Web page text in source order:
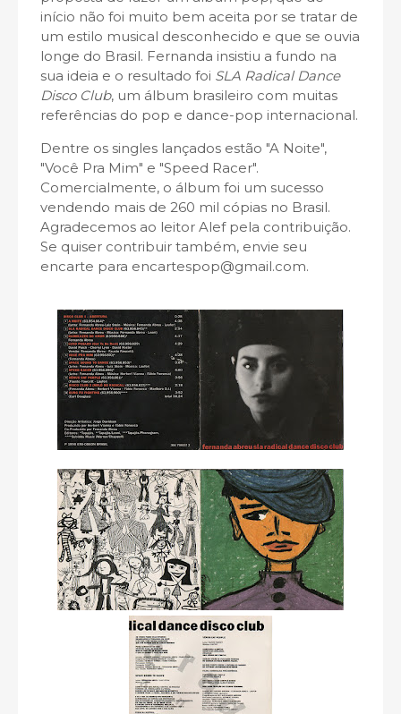
início não foi muito bem aceita por se tratar de
um estilo musical desconhecido e que se ouvia
longe do Brasil. Fernanda insistiu a fundo na
sua ideia e o resultado foi SLA Radical Dance
Disco Club, um álbum brasileiro com muitas
referências do pop e dance-pop internacional.
Dentre os singles lançados estão "A Noite",
"Você Pra Mim" e "Speed Racer".
Comercialmente, o álbum foi um sucesso
vendendo mais de 260 mil cópias no Brasil.
Agradecemos ao leitor Alef pela contribuição.
Se quiser contribuir também, envie seu
encarte para encartespop@gmail.com.